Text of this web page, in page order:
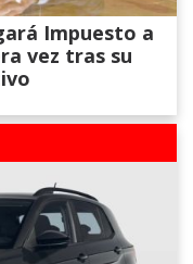
Impuesto a
vez tras su